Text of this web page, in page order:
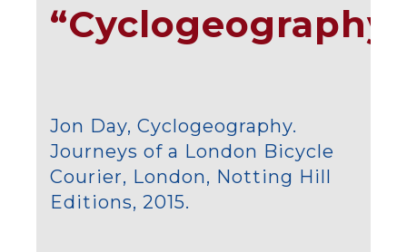
“Cyclogeography"
Jon Day, Cyclogeography.
Journeys of a London Bicycle
Courier, London, Notting Hill
Editions, 2015.